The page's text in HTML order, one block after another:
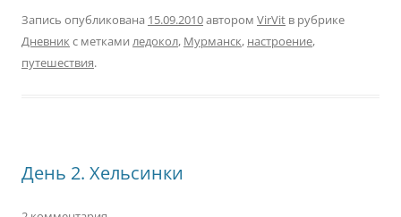
Запись опубликована 15.09.2010автором VirVit в рубрике
Дневникс метками ледокол, Мурманск, настроение,
путешествия.
День 2. Хельсинки